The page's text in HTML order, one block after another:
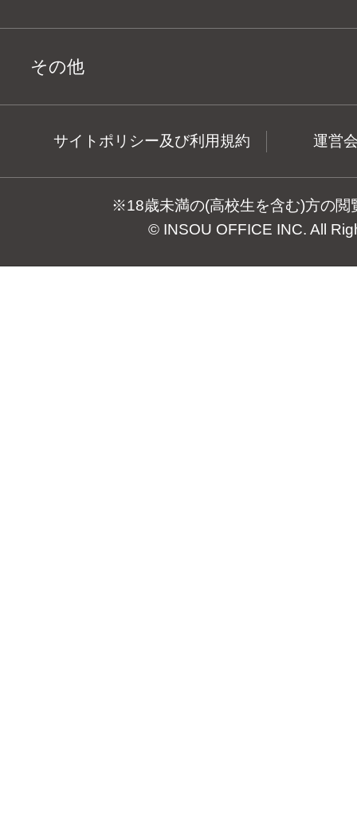
その他
サイトポリシー及び利用規約 運営
※18歳未満の(高校生を含む)方の閲
© INSOU OFFICE INC. All